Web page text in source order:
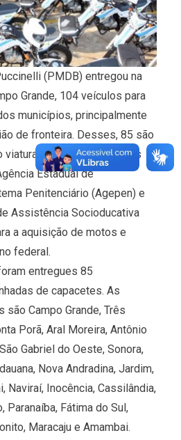
(PMDB) entregou na
Grande, 104 veículos para
municípios, principalmente
de fronteira. Desses, 85 são
que farão parte dos
Estadual de
Penitenciário (Agepen) e
Assistência Socioducativa
a aquisição de motos e
federal.
entregues 85
de capacetes. As
Campo Grande, Três
Porã, Aral Moreira, Antônio
Gabriel do Oeste, Sonora,
Nova Andradina, Jardim,
Naviraí, Inocência, Cassilândia,
Paranaíba, Fátima do Sul,
Maracaju e Amambai.